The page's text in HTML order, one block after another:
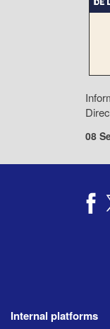
08
Internal platforms